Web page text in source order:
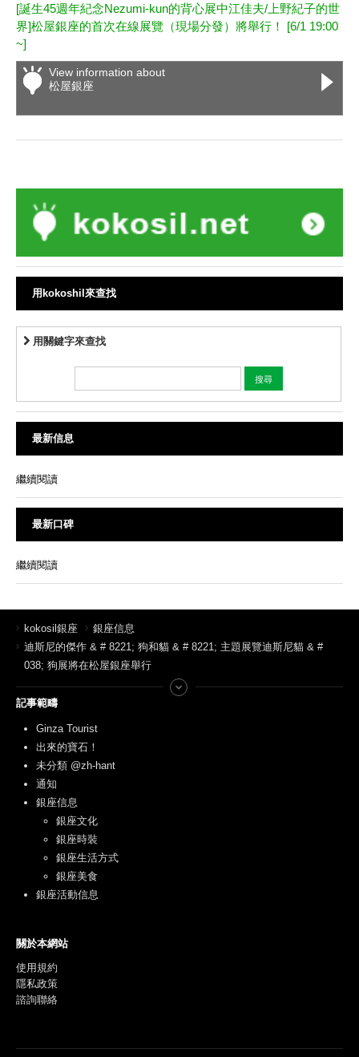
[誕生45週年紀念Nezumi-kun的背心展中江佳夫/上野紀子的世
界]松屋銀座的首次在線展覽（現場分發）將舉行！ [6/1 19:00
~]
View information about
松屋銀座
用kokoshil來查找
用關鍵字來查找
最新信息
繼續閱讀
最新口碑
繼續閱讀
kokosil銀座
銀座信息
迪斯尼的傑作 & # 8221; 狗和貓 & # 8221; 主題展覽迪斯尼貓 & #
038; 狗展將在松屋銀座舉行
記事範疇
Ginza Tourist
出來的寶石！
未分類 @zh-hant
通知
銀座信息
銀座文化
銀座時裝
銀座生活方式
銀座美食
銀座活動信息
關於本網站
使用規約
隱私政策
諮詢聯絡